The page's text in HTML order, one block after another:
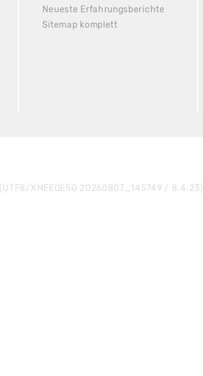
Neueste Erfahrungsberichte
Sitemap komplett
(UTF8/XMEEQE5G 20260807_145749 / 8.4.23)